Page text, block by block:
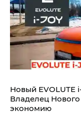
Новый EVOLUTE
Владелец
экономию